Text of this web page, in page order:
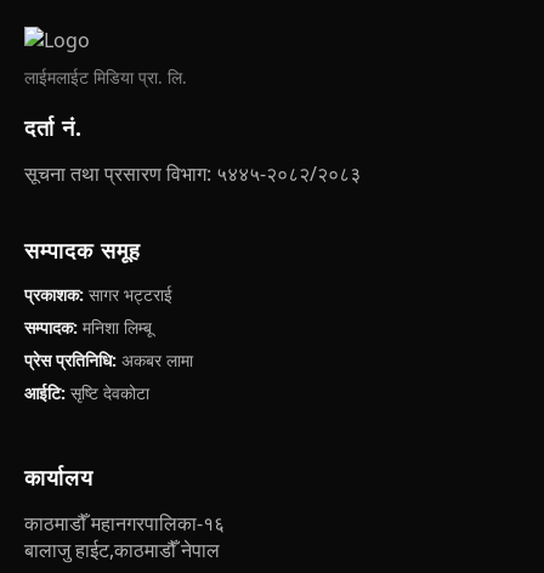
लाईमलाईट मिडिया प्रा. लि.
दर्ता नं.
सूचना तथा प्रसारण विभाग: ५४४५-२०८२/२०८३
सम्पादक समूह
प्रकाशक: सागर भट्टराई
सम्पादक: मनिशा लिम्बू
प्रेस प्रतिनिधि: अकबर लामा
आईटि: सृष्टि देवकोटा
कार्यालय
काठमाडौँ महानगरपालिका-१६
बालाजु हाईट,काठमाडौँ नेपाल